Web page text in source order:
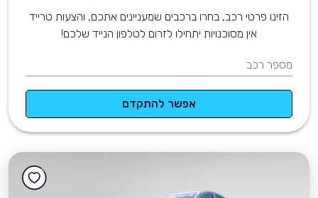
הזינו פרטי רכב, בחרו ברכבים שמעניינים אתכם, והצעות טרייד
אין מסוכנויות יתחילו לזרום לטלפון הנייד שלכם!
מספר רכב
אפשר להתקדם